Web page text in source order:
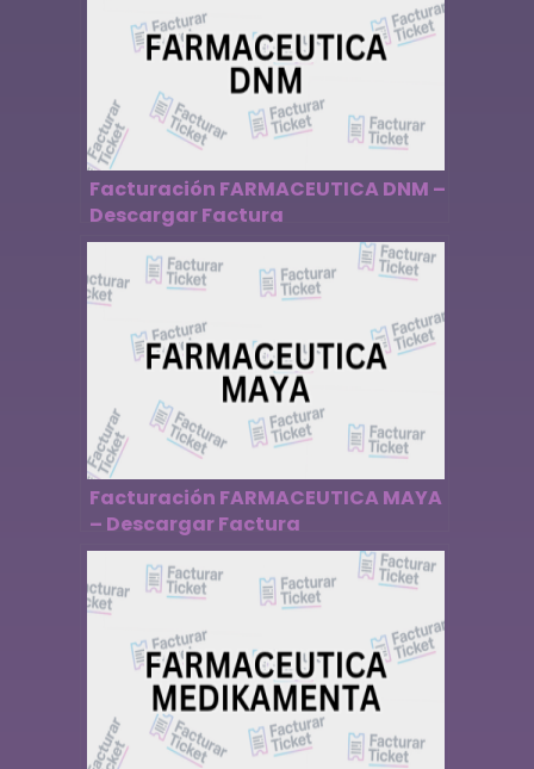
Facturación FARMACEUTICA DNM –
Descargar Factura
Facturación FARMACEUTICA MAYA
– Descargar Factura